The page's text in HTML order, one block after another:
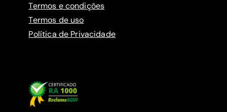
Termos e condições
Termos de uso
Política de Privacidade